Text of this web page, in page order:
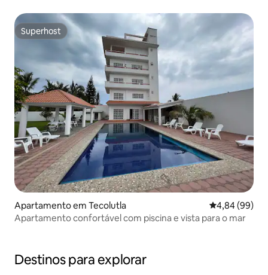
Superhost
Superhost
Apartamento em Tecolutla Classificação
4,84 (99)
Apartamento confortável com piscina e vista para o mar
Destinos para explorar